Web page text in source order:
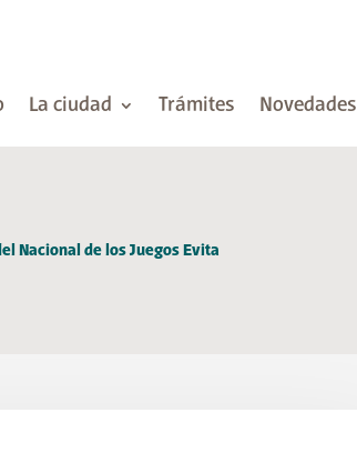
La ciudad Trámites Novedades
Nacional de los Juegos Evita